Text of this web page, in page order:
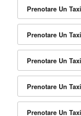
Prenotare Un
Prenotare Un
Prenotare Un
Prenotare Un
Prenotare Un